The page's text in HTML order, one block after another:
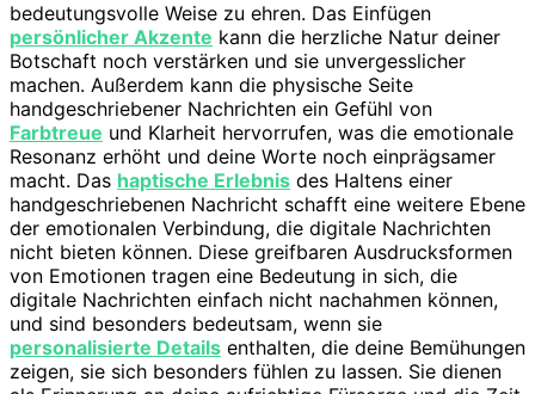
bedeutungsvolle Weise zu ehren. Das Einfügen
persönlicher Akzente kann die herzliche Natur deiner
Botschaft noch verstärken und sie unvergesslicher
machen. Außerdem kann die physische Seite
handgeschriebener Nachrichten ein Gefühl von
Farbtreue und Klarheit hervorrufen, was die emotionale
Resonanz erhöht und deine Worte noch einprägsamer
macht. Das haptische Erlebnis des Haltens einer
handgeschriebenen Nachricht schafft eine weitere Ebene
der emotionalen Verbindung, die digitale Nachrichten
nicht bieten können. Diese greifbaren Ausdrucksformen
von Emotionen tragen eine Bedeutung in sich, die
digitale Nachrichten einfach nicht nachahmen können,
und sind besonders bedeutsam, wenn sie
personalisierte Details enthalten, die deine Bemühungen
zeigen, sie sich besonders fühlen zu lassen. Sie dienen